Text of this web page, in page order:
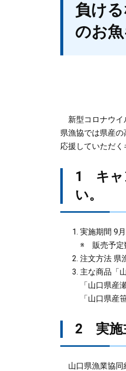
負け
のお
新型コロナウイ
県漁協では県産
応援していただく
1 キャ
い。
実施期間 9
※ 販売予定
注文方法 県
主な商品「
「山口県産
「山口県産
2 実施
山口県漁業協同